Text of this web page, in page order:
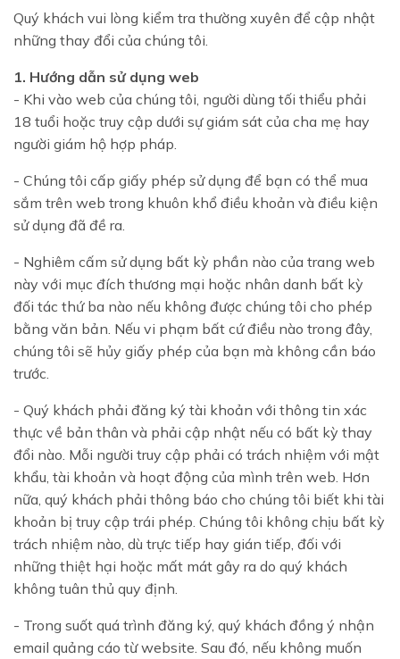
Quý khách vui lòng kiểm tra thường xuyên để cập nhật
những thay đổi của chúng tôi.
1. Hướng dẫn sử dụng web
- Khi vào web của chúng tôi, người dùng tối thiểu phải
18 tuổi hoặc truy cập dưới sự giám sát của cha mẹ hay
người giám hộ hợp pháp.
- Chúng tôi cấp giấy phép sử dụng để bạn có thể mua
sắm trên web trong khuôn khổ điều khoản và điều kiện
sử dụng đã đề ra.
- Nghiêm cấm sử dụng bất kỳ phần nào của trang web
này với mục đích thương mại hoặc nhân danh bất kỳ
đối tác thứ ba nào nếu không được chúng tôi cho phép
bằng văn bản. Nếu vi phạm bất cứ điều nào trong đây,
chúng tôi sẽ hủy giấy phép của bạn mà không cần báo
trước.
- Quý khách phải đăng ký tài khoản với thông tin xác
thực về bản thân và phải cập nhật nếu có bất kỳ thay
đổi nào. Mỗi người truy cập phải có trách nhiệm với mật
khẩu, tài khoản và hoạt động của mình trên web. Hơn
nữa, quý khách phải thông báo cho chúng tôi biết khi tài
khoản bị truy cập trái phép. Chúng tôi không chịu bất kỳ
trách nhiệm nào, dù trực tiếp hay gián tiếp, đối với
những thiệt hại hoặc mất mát gây ra do quý khách
không tuân thủ quy định.
- Trong suốt quá trình đăng ký, quý khách đồng ý nhận
email quảng cáo từ website. Sau đó, nếu không muốn